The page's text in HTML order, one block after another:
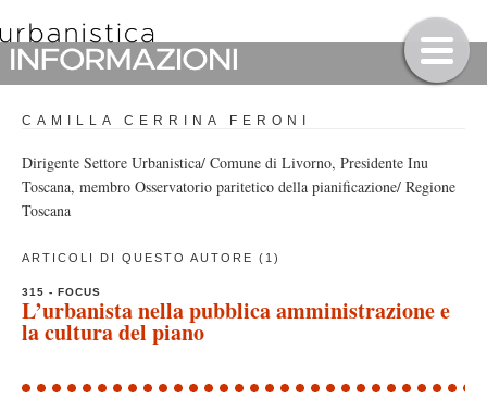
CAMILLA CERRINA FERONI
Dirigente Settore Urbanistica/ Comune di Livorno, Presidente Inu
Toscana, membro Osservatorio paritetico della pianificazione/ Regione
Toscana
ARTICOLI DI QUESTO AUTORE (1)
315 - FOCUS
L’urbanista nella pubblica amministrazione e
la cultura del piano